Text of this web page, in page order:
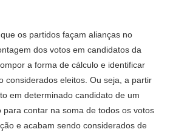
os partidos façam alianças no
dos votos em candidatos da
a forma de cálculo e identificar
considerados eleitos. Ou seja, a partir
em determinado candidato de um
para contar na soma de todos os votos
e acabam sendo considerados de